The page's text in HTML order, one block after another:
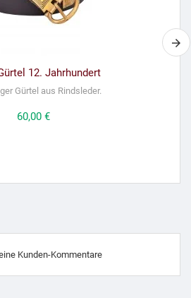
12. Jahrhundert
Gürtel aus Rindsleder.
Preis
60,00 €
Kunden-Kommentare